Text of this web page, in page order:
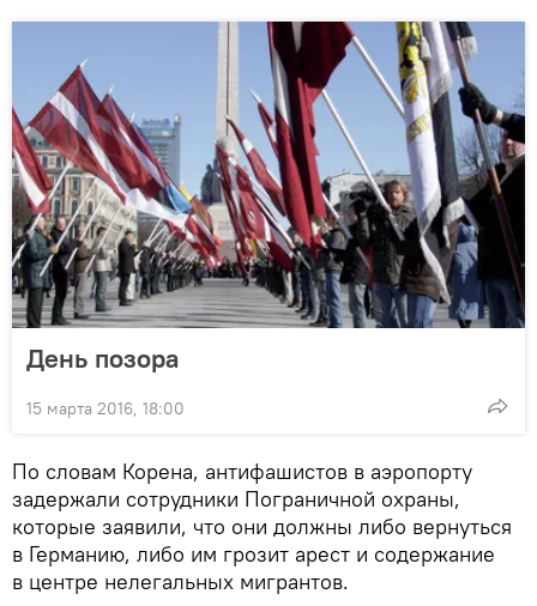
День позора
15 марта 2016, 18:00
По словам Корена, антифашистов в аэропорту
задержали сотрудники Пограничной охраны,
которые заявили, что они должны либо вернуться
в Германию, либо им грозит арест и содержание
в центре нелегальных мигрантов.